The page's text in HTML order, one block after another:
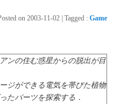
on 2003-11-02 Tagged : Game
ンの住む惑星からの脱出が目
ジができる電気を帯びた植物
たパーツを探索する．